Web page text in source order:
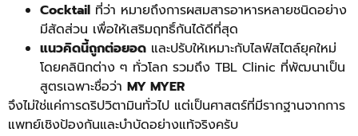
Cocktail ที่ว่า หมายถึงการผสมสารอาหารหลายชนิดอย่าง
มีสัดส่วน เพื่อให้เสริมฤทธิ์กันได้ดีที่สุด
แนวคิดนี้ถูกต่อยอด และปรับให้เหมาะกับไลฟ์สไตล์ยุคใหม่
โดยคลินิกต่าง ๆ ทั่วโลก รวมถึง TBL Clinic ที่พัฒนาเป็น
สูตรเฉพาะชื่อว่า MY MYER
จึงไม่ใช่แค่การดริปวิตามินทั่วไป แต่เป็นศาสตร์ที่มีรากฐานจากการ
แพทย์เชิงป้องกันและบำบัดอย่างแท้จริงครับ